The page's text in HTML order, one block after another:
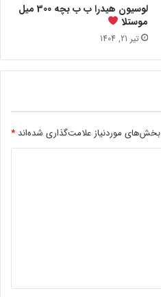
لوسیون هیدرا ب ب بچه 300 میل
موستلا
تیر 21, 1404
بخش‌های موردنیاز علامت‌گذاری شده‌اند *